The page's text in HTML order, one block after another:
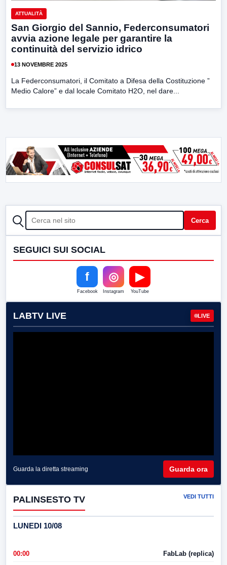
ATTUALITÀ
San Giorgio del Sannio, Federconsumatori
avvia azione legale per garantire la
continuità del servizio idrico
13 NOVEMBRE 2025
La Federconsumatori, il Comitato a Difesa della Costituzione ”
Medio Calore” e dal locale Comitato H2O, nel dare...
CERCA Cerca
SEGUICI SUI SOCIAL
f
Facebook
◎
Instagram
▶
YouTube
LABTV LIVE LIVE
Guarda la diretta streaming Guarda ora
PALINSESTO TV VEDI TUTTI
LUNEDI 10/08
00:00 FabLab (replica)